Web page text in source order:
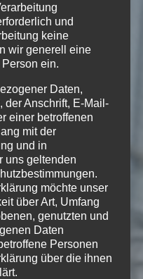
und Cello
tracks/120182676″
und
keine
wir generell eine
ein.
Daten,
der Anschrift, E-Mail-
einer betroffenen
mit der
und in
uns geltenden
möchte unser
über Art, Umfang
genutzten und
Daten
Personen
über die ihnen